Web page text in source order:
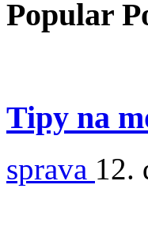
Popular
Tipy na
sprava 12.